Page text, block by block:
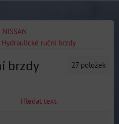
NISSAN
Hydraulické ruční brzdy
brzdy 27 položek
Hledat text